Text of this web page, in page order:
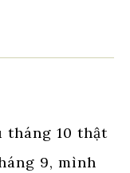
tháng 10 thật
9, mình